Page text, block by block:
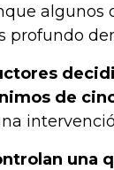
algunos
profundo
de
una